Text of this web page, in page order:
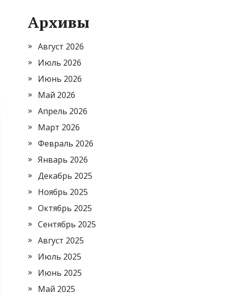
Архивы
Август 2026
Июль 2026
Июнь 2026
Май 2026
Апрель 2026
Март 2026
Февраль 2026
Январь 2026
Декабрь 2025
Ноябрь 2025
Октябрь 2025
Сентябрь 2025
Август 2025
Июль 2025
Июнь 2025
Май 2025